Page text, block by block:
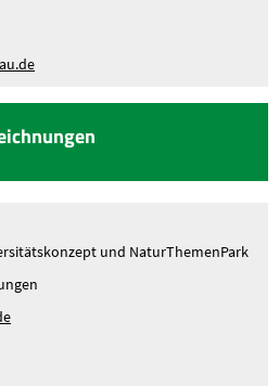
d
und NaturThemenPark